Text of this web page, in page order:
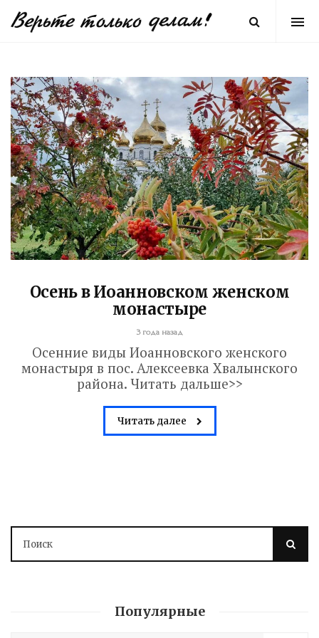
Осень в Иоанновском женском
монастыре
3 года назад
Осенние виды Иоанновского женского
монастыря в пос. Алексеевка Хвалынского
района. Читать дальше>>
Читать далее
Популярные
Володин: 31 августа